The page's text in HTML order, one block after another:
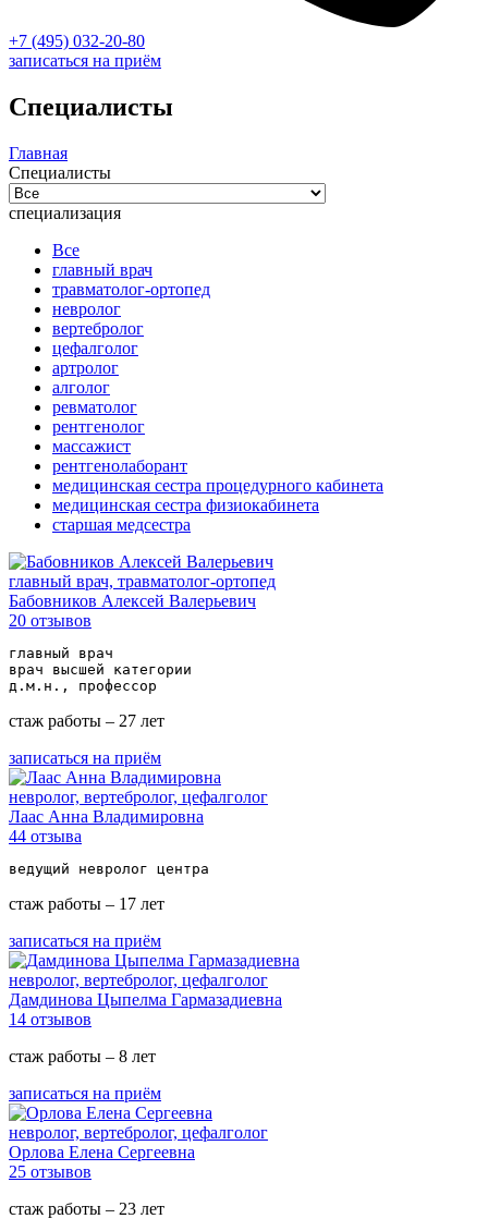
+7 (495) 032-20-80
записаться на приём
Специалисты
Главная
Специалисты
cпециализация
Все
главный врач
травматолог-ортопед
невролог
вертебролог
цефалголог
артролог
алголог
ревматолог
рентгенолог
массажист
рентгенолаборант
медицинская сестра процедурного кабинета
медицинская сестра физиокабинета
старшая медсестра
главный врач, травматолог-ортопед
Бабовников Алексей Валерьевич
20 отзывов
главный врач
врач высшей категории
д.м.н., профессор
стаж работы – 27 лет
записаться на приём
невролог, вертебролог, цефалголог
Лаас Анна Владимировна
44 отзыва
ведущий невролог центра
стаж работы – 17 лет
записаться на приём
невролог, вертебролог, цефалголог
Дамдинова Цыпелма Гармазадиевна
14 отзывов
стаж работы – 8 лет
записаться на приём
невролог, вертебролог, цефалголог
Орлова Елена Сергеевна
25 отзывов
стаж работы – 23 лет